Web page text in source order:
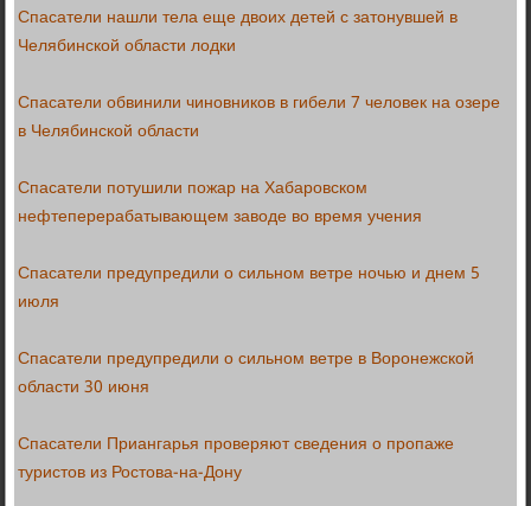
Спасатели нашли тела еще двоих детей с затонувшей в
Челябинской области лодки
Спасатели обвинили чиновников в гибели 7 человек на озере
в Челябинской области
Спасатели потушили пожар на Хабаровском
нефтеперерабатывающем заводе во время учения
Спасатели предупредили о сильном ветре ночью и днем 5
июля
Спасатели предупредили о сильном ветре в Воронежской
области 30 июня
Спасатели Приангарья проверяют сведения о пропаже
туристов из Ростова-на-Дону